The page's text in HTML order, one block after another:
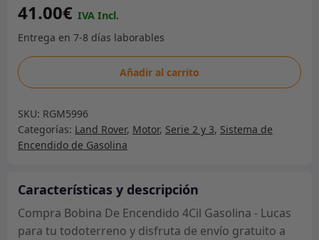
41.00€
Bobina
De
4Cil
Gasolina
-
cantidad
Añadir al carrito
SKU: RGM5996
Categorías: Land Rover, Motor, Serie 2 y 3, Sistema de
Encendido de Gasolina
Características y descripción
Compra Bobina De Encendido 4Cil Gasolina - Lucas
para tu todoterreno y disfruta de envío gratuito a